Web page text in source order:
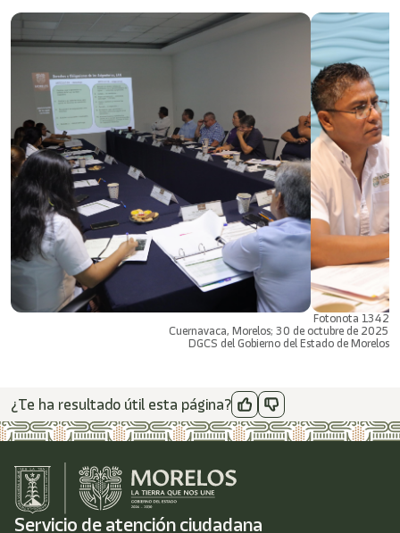
Fotonota 1342
Cuernavaca, Morelos; 30 de octubre de 2025
DGCS del Gobierno del Estado de Morelos
¿Te ha resultado útil esta página?
Servicio de atención ciudadana